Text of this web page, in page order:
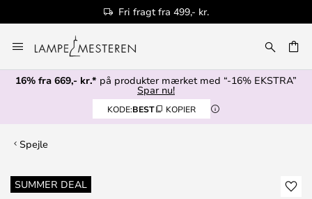
Fri fragt fra 499,- kr.
to
Content
16% fra 669,- kr.* på produkter mærket med “-16% EKSTRA”
Spar nu!
KODE:BEST KOPIER
Spejle
SUMMER DEAL
Gå
til